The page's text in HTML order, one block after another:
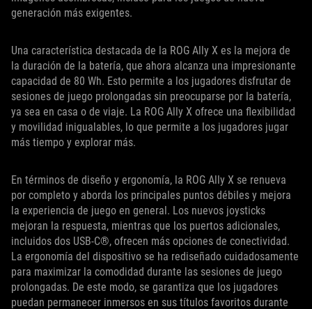
generación más exigentes.
Una característica destacada de la ROG Ally X es la mejora de
la duración de la batería, que ahora alcanza una impresionante
capacidad de 80 Wh. Esto permite a los jugadores disfrutar de
sesiones de juego prolongadas sin preocuparse por la batería,
ya sea en casa o de viaje. La ROG Ally X ofrece una flexibilidad
y movilidad inigualables, lo que permite a los jugadores jugar
más tiempo y explorar más.
En términos de diseño y ergonomía, la ROG Ally X se renueva
por completo y aborda los principales puntos débiles y mejora
la experiencia de juego en general. Los nuevos joysticks
mejoran la respuesta, mientras que los puertos adicionales,
incluidos dos USB-C®, ofrecen más opciones de conectividad.
La ergonomía del dispositivo se ha rediseñado cuidadosamente
para maximizar la comodidad durante las sesiones de juego
prolongadas. De este modo, se garantiza que los jugadores
puedan permanecer inmersos en sus títulos favoritos durante